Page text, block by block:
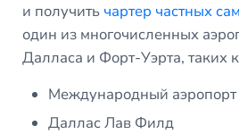
и получить чартер частных
один из многочисленных
Далласа и Форт-Уэрта, таких
Международный
Даллас Лав Филд